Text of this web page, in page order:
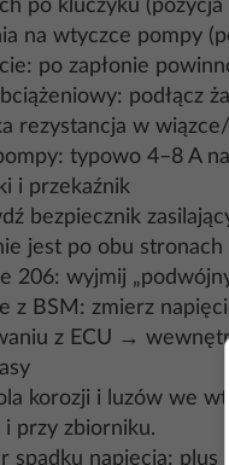
po kluczyku
na wtyczce pompy
po zapłonie
podłącz
rezystancja w
typowo 4–8 A
i przekaźnik
bezpiecznik
jest po obu
206: wyjmij
z BSM: zmierz
z ECU →
korozji i luzów we
i przy zbiorniku.
spadku napięcia: